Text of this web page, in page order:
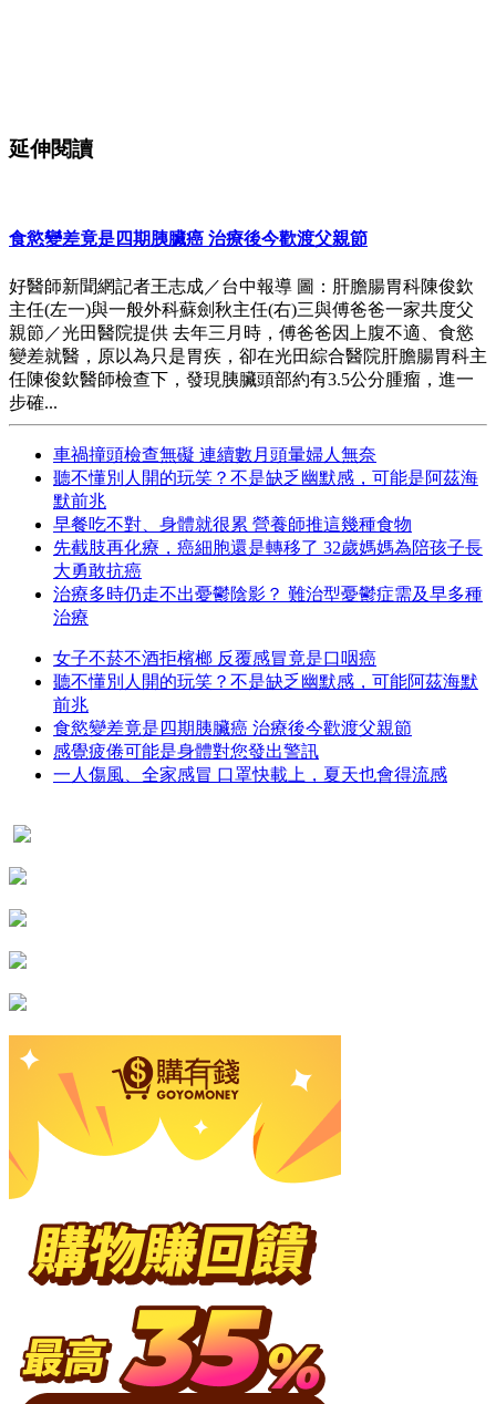
延伸閱讀
食慾變差竟是四期胰臟癌 治療後今歡渡父親節
好醫師新聞網記者王志成／台中報導 圖：肝膽腸胃科陳俊欽
主任(左一)與一般外科蘇劍秋主任(右)三與傅爸爸一家共度父
親節／光田醫院提供 去年三月時，傅爸爸因上腹不適、食慾
變差就醫，原以為只是胃疾，卻在光田綜合醫院肝膽腸胃科主
任陳俊欽醫師檢查下，發現胰臟頭部約有3.5公分腫瘤，進一
步確...
車禍撞頭檢查無礙 連續數月頭暈婦人無奈
聽不懂別人開的玩笑？不是缺乏幽默感，可能是阿茲海
默前兆
早餐吃不對、身體就很累 營養師推這幾種食物
先截肢再化療，癌細胞還是轉移了 32歲媽媽為陪孩子長
大勇敢抗癌
治療多時仍走不出憂鬱陰影？ 難治型憂鬱症需及早多種
治療
女子不菸不酒拒檳榔 反覆感冒竟是口咽癌
聽不懂別人開的玩笑？不是缺乏幽默感，可能阿茲海默
前兆
食慾變差竟是四期胰臟癌 治療後今歡渡父親節
感覺疲倦可能是身體對您發出警訊
一人傷風、全家感冒 口罩快載上，夏天也會得流感